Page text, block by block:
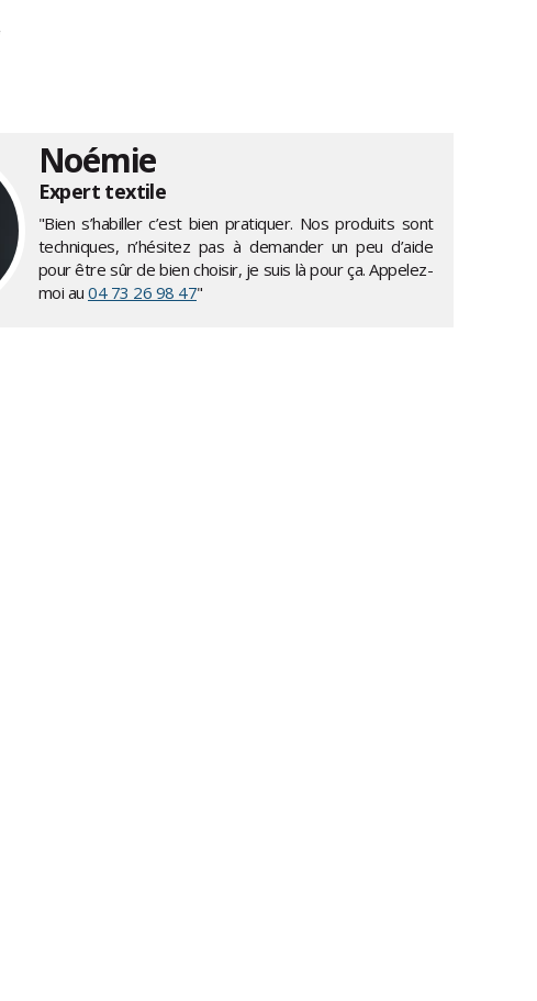
Noémie
Expert textile
"Bien s’habiller c’est bien pratiquer. Nos produits sont
techniques, n’hésitez pas à demander un peu d’aide
pour être sûr de bien choisir, je suis là pour ça. Appelez-
moi au 04 73 26 98 47"